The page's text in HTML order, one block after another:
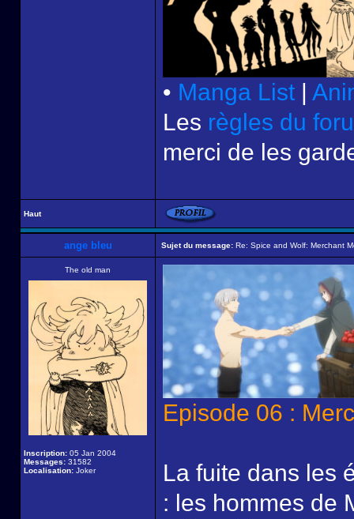
• Manga List |
Les règles du
merci de les
Haut
ange bleu Sujet du message: Re: Spice and Wolf: Merchant
The old man
Inscription: 05 Jan 2004
Messages: 31582
Localisation: Joker
Episode 06 :
La fuite dans les
: les hommes de